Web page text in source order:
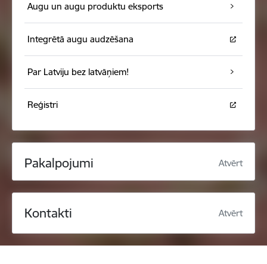
Augu un augu produktu eksports
Integrētā augu audzēšana
Par Latviju bez latvāņiem!
Reģistri
Pakalpojumi Atvērt
Kontakti Atvērt